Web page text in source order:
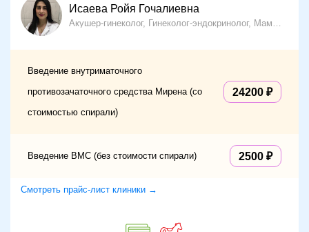
Исаева Ройя Гочалиевна
Акушер-гинеколог, Гинеколог-эндокринолог, Маммолог, Хирург, УЗИ-диагност
Введение внутриматочного
противозачаточного средства Мирена (со
стоимостью спирали)
24200
Введение ВМС (без стоимости спирали) 2500
Смотреть прайс-лист клиники →